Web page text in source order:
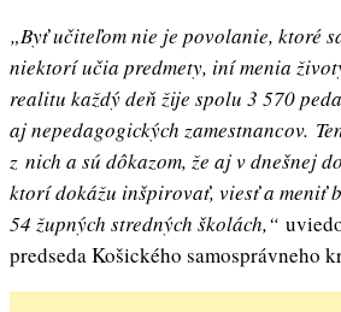
„Byť učiteľom nie je povolanie, ktoré
niektorí učia predmety, iní menia
realitu každý deň žije spolu 3 570
aj nepedagogických zamestnancov.
z nich a sú dôkazom, že aj v dnešnej
ktorí dokážu inšpirovať, viesť a meniť
54 župných stredných školách,“
predseda Košického samosprávneho